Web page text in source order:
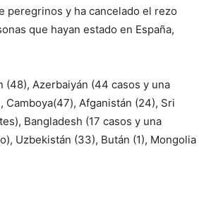
peregrinos y ha cancelado el rezo
que hayan estado en España,
(48), Azerbaiyán (44 casos y una
Afganistán (24), Sri
Bangladesh (17 casos y una
Uzbekistán (33), Bután (1), Mongolia